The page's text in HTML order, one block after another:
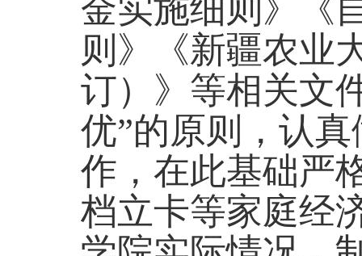
金实施细则》《
则》《新疆农业
订）》 等相关文
优”的原则 ， 认真
作 ， 在此基础严
档立卡等家庭经